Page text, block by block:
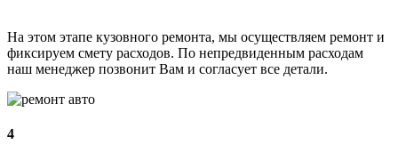
На этом этапе кузовного ремонта, мы осуществляем ремонт и
фиксируем смету расходов. По непредвиденным расходам
наш менеджер позвонит Вам и согласует все детали.
4